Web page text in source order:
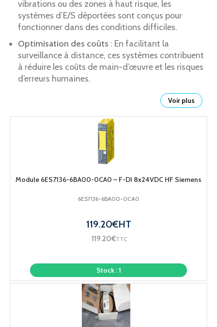
vibrations ou des zones à haut risque, les
systèmes d’E/S déportées sont conçus pour
fonctionner dans des conditions difficiles.
Optimisation des coûts : En facilitant la
surveillance à distance, ces systèmes contribuent
à réduire les coûts de main-d’œuvre et les risques
d’erreurs humaines.
Voir plus
Module 6ES7136-6BA00-0CA0 – F-DI 8x24VDC HF Siemens
6ES7136-6BA00-0CA0
Stock : 1
119.20€HT
119.20€TTC